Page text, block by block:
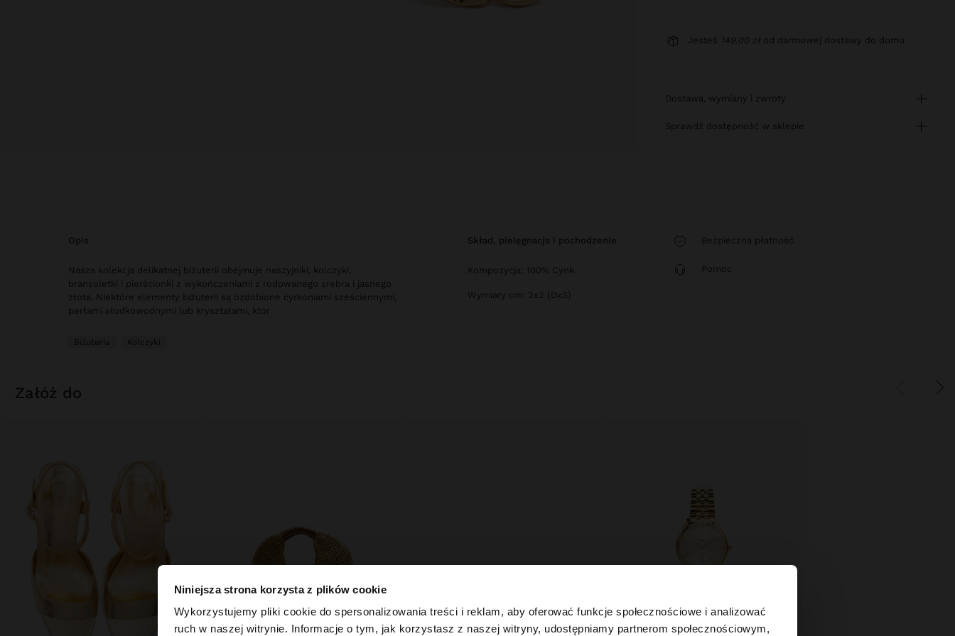
Niniejsza strona korzysta z plików cookie
Wykorzystujemy pliki cookie do spersonalizowania treści i reklam, aby oferować funkcje społecznościowe i analizować
ruch w naszej witrynie. Informacje o tym, jak korzystasz z naszej witryny, udostępniamy partnerom społecznościowym,
witaj ×
Jesteś 149,00 zł od darmowej dostawy do domu
dostawa, wymiany i zwroty
sprawdź dostępność w sklepie
opis
Nasza kolekcja delikatnej biżuterii obejmuje naszyjniki, kolczyki,
bransoletki i pierścionki z wykończeniami z rodowanego srebra i jasnego
złota. Niektóre elementy biżuterii są ozdobione cyrkoniami sześciennymi,
perłami słodkowodnymi lub kryształami, któr
Biżuteria Kolczyki
skład, pielęgnacja i pochodzenie
Kompozycja: 100% Cynk
Wymiary cm: 2x2 (DxS)
Bezpieczna płatność
Pomoc
załóż do